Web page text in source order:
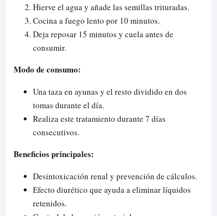
Hierve el agua y añade las semillas trituradas.
Cocina a fuego lento por 10 minutos.
Deja reposar 15 minutos y cuela antes de
consumir.
Modo de consumo:
Una taza en ayunas y el resto dividido en dos
tomas durante el día.
Realiza este tratamiento durante 7 días
consecutivos.
Beneficios principales:
Desintoxicación renal y prevención de cálculos.
Efecto diurético que ayuda a eliminar líquidos
retenidos.